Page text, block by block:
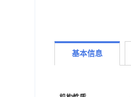
基本信息